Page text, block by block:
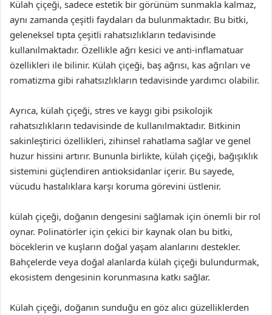
Külah çiçeği, sadece estetik bir görünüm sunmakla kalmaz,
aynı zamanda çeşitli faydaları da bulunmaktadır. Bu bitki,
geleneksel tıpta çeşitli rahatsızlıkların tedavisinde
kullanılmaktadır. Özellikle ağrı kesici ve anti-inflamatuar
özellikleri ile bilinir. Külah çiçeği, baş ağrısı, kas ağrıları ve
romatizma gibi rahatsızlıkların tedavisinde yardımcı olabilir.
Ayrıca, külah çiçeği, stres ve kaygı gibi psikolojik
rahatsızlıkların tedavisinde de kullanılmaktadır. Bitkinin
sakinleştirici özellikleri, zihinsel rahatlama sağlar ve genel
huzur hissini artırır. Bununla birlikte, külah çiçeği, bağışıklık
sistemini güçlendiren antioksidanlar içerir. Bu sayede,
vücudu hastalıklara karşı koruma görevini üstlenir.
külah çiçeği, doğanın dengesini sağlamak için önemli bir rol
oynar. Polinatörler için çekici bir kaynak olan bu bitki,
böceklerin ve kuşların doğal yaşam alanlarını destekler.
Bahçelerde veya doğal alanlarda külah çiçeği bulundurmak,
ekosistem dengesinin korunmasına katkı sağlar.
Külah çiçeği, doğanın sunduğu en göz alıcı güzelliklerden